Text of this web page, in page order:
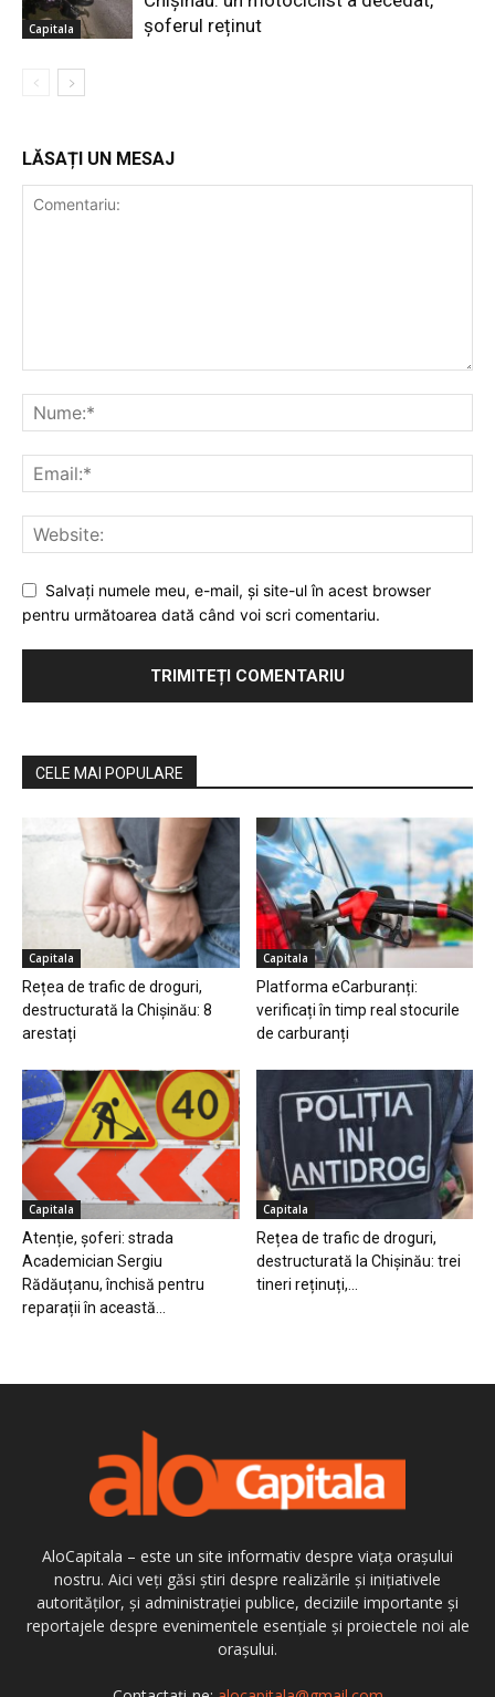
Capitala
șoferul reținut
LĂSAȚI UN MESAJ
Salvaţi numele meu, e-mail, şi site-ul în acest browser
pentru următoarea dată când voi scri comentariu.
CELE MAI POPULARE
Capitala
Rețea de trafic de droguri,
destructurată la Chișinău: 8
arestați
Capitala
Platforma eCarburanți:
verificați în timp real stocurile
de carburanți
Capitala
Atenție, șoferi: strada
Academician Sergiu
Rădăuțanu, închisă pentru
reparații în această...
Capitala
Rețea de trafic de droguri,
destructurată la Chișinău: trei
tineri reținuți,...
AloCapitala – este un site informativ despre viața orașului
nostru. Aici veți găsi știri despre realizările și inițiativele
autorităților, și administrației publice, deciziile importante și
reportajele despre evenimentele esențiale și proiectele noi ale
orașului.